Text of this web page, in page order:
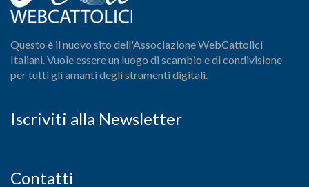
Questo è il nuovo sito dell'Associazione WebCattolici
Italiani. Vuole essere un luogo di scambio e di condivisione
per tutti gli amanti degli strumenti digitali.
Iscriviti alla Newsletter
Contatti